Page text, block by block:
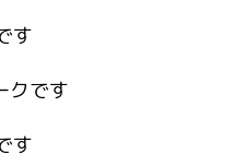
す
クです
す